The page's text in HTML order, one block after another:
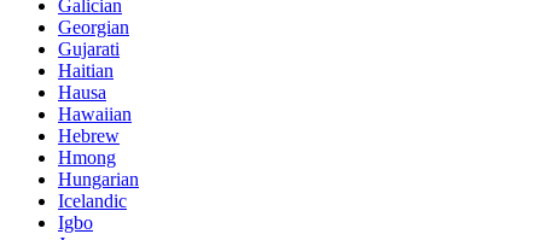
Galician
Georgian
Gujarati
Haitian
Hausa
Hawaiian
Hebrew
Hmong
Hungarian
Icelandic
Igbo